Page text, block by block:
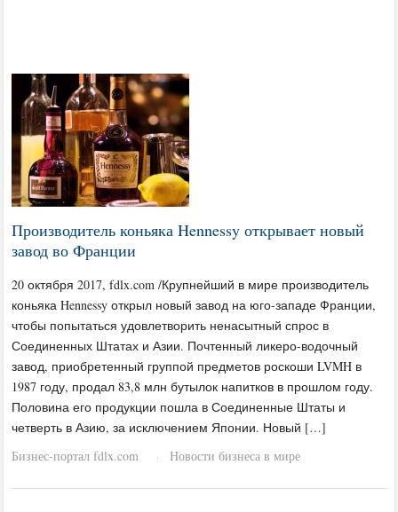
Производитель коньяка Hennessy открывает новый
завод во Франции
20 октября 2017, fdlx.com /Крупнейший в мире производитель
коньяка Hennessy открыл новый завод на юго-западе Франции,
чтобы попытаться удовлетворить ненасытный спрос в
Соединенных Штатах и ​​Азии. Почтенный ликеро-водочный
завод, приобретенный группой предметов роскоши LVMH в
1987 году, продал 83,8 млн бутылок напитков в прошлом году.
Половина его продукции пошла в Соединенные Штаты и
четверть в Азию, за исключением Японии. Новый […]
Бизнес-портал fdlx.com
· Новости бизнеса в мире